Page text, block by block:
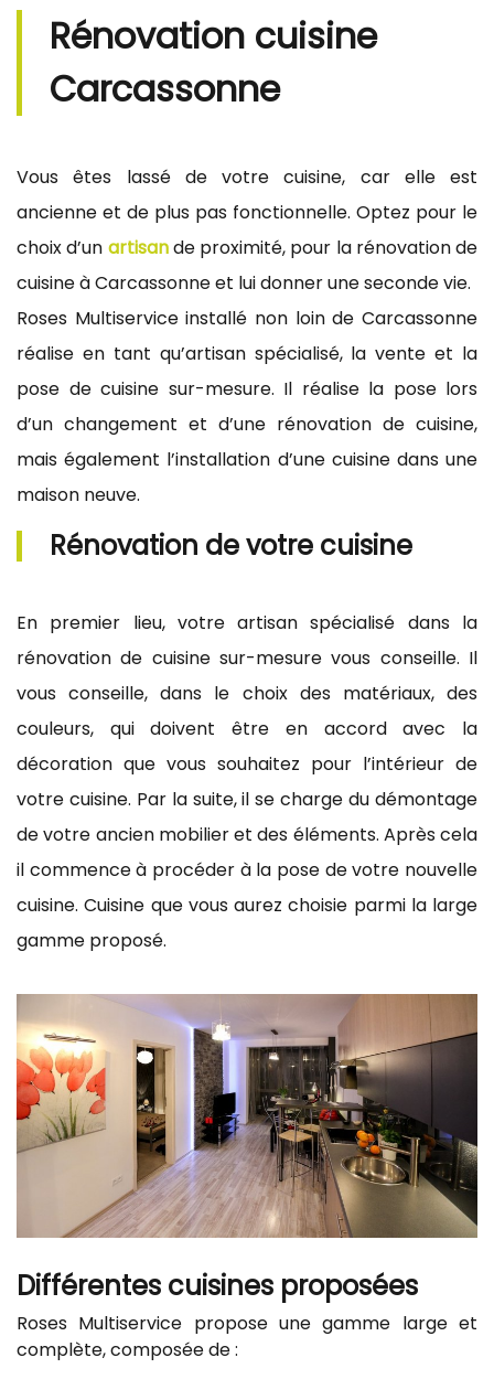
Rénovation cuisine
Carcassonne
Vous êtes lassé de votre cuisine, car elle est
ancienne et de plus pas fonctionnelle. Optez pour le
choix d’un artisande proximité, pour la rénovation de
cuisine à Carcassonne et lui donner une seconde vie.
Roses Multiservice installé non loin de Carcassonne
réalise en tant qu’artisan spécialisé, la vente et la
pose de cuisine sur-mesure. Il réalise la pose lors
d’un changement et d’une rénovation de cuisine,
mais également l’installation d’une cuisine dans une
maison neuve.
Rénovation de votre cuisine
En premier lieu, votre artisan spécialisé dans la
rénovation de cuisine sur-mesure vous conseille. Il
vous conseille, dans le choix des matériaux, des
couleurs, qui doivent être en accord avec la
décoration que vous souhaitez pour l’intérieur de
votre cuisine. Par la suite, il se charge du démontage
de votre ancien mobilier et des éléments. Après cela
il commence à procéder à la pose de votre nouvelle
cuisine. Cuisine que vous aurez choisie parmi la large
gamme proposé.
Différentes cuisines proposées
Roses Multiservice propose une gamme large et
complète, composée de :